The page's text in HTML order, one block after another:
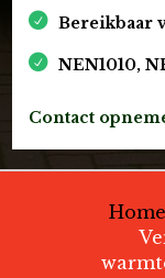
Bereikbaar
NEN1010,
Contact
Home